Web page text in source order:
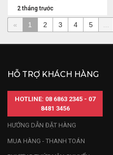
2 tháng trước
« 1 2 3 4 5
HỖ TRỢ KHÁCH HÀNG
HOTLINE: 08 6863 2345 - 07
8481 3456
HƯỚNG DẪN ĐẶT HÀNG
MUA HÀNG - THANH TOÁN